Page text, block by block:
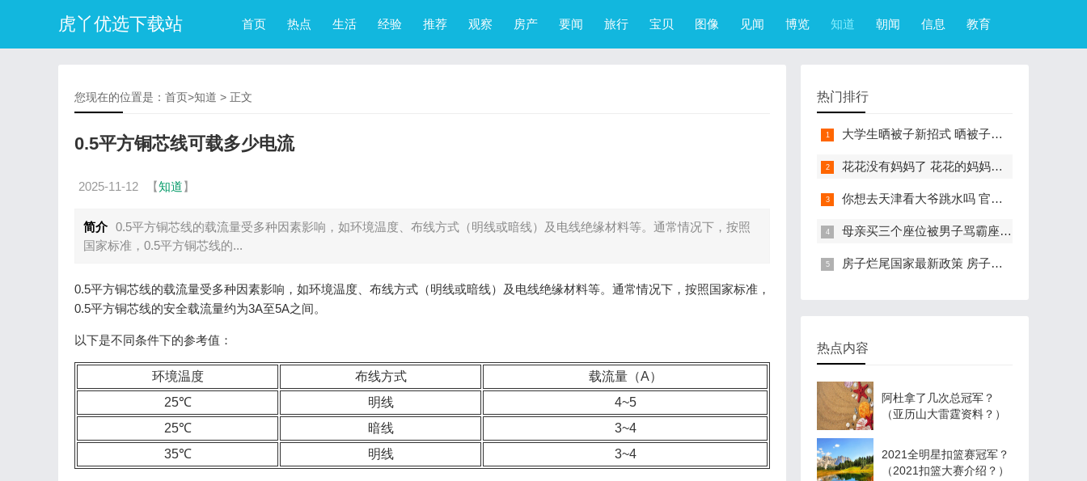
虎丫优选下载站 首页 热点 生活 经验 推荐 观察 房产 要闻 旅行 宝贝 图像 见闻 博览 知道 朝闻 信息 教育
您现在的位置是： 首页>知道 > 正文
0.5平方铜芯线可载多少电流
2025-11-12 【知道】
简介 0.5平方铜芯线的载流量受多种因素影响，如环境温度、布线方式（明线或暗线）及电线绝缘材料等。通常情况下，按照
国家标准，0.5平方铜芯线的...
0.5平方铜芯线的载流量受多种因素影响，如环境温度、布线方式（明线或暗线）及电线绝缘材料等。通常情况下，按照国家标准，
0.5平方铜芯线的安全载流量约为3A至5A之间。
以下是不同条件下的参考值：
环境温度 布线方式
载流量（A）
25℃
明线
4~5
25℃
暗线
3~4
35℃
明线 3~4
热门排行
大学生晒被子新招式 晒被子新花样实在太机智
花花没有妈妈了 花花的妈妈是哪只大熊猫
你想去天津看大爷跳水吗 官方回应天津大爷跳水成打卡点
母亲买三个座位被男子骂霸座 女子买3个座位被无座大爷骂哭怎么回事
房子烂尾国家最新政策 房子烂尾了该找哪个部门解决?
热点内容
阿杜拿了几次总冠军？
（亚历山大雷霆资料？）
2021全明星扣篮赛冠军？
（2021扣篮大赛介绍？）